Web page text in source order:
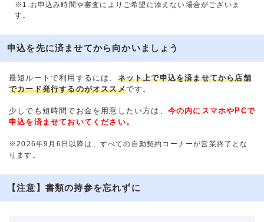
※1.お申込み時間や審査によりご希望に添えない場合がございま
す。
申込を先に済ませてから向かいましょう
最短ルートで利用するには、 ネット上で申込を済ませてから店舗
でカード発行するのがオススメです。
少しでも短時間でお金を用意したい方は、 今の内にスマホやPCで
申込を済ませておいてください。
※2026年9月6日以降は、すべての自動契約コーナーが営業終了とな
ります。
【注意】書類の持参を忘れずに